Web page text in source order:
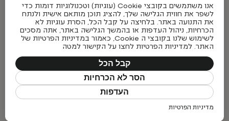
כל הזכויות שמורות © פיטרו ריהוט משרדי 2026
אנו משתמשים בקובצי Cookie (עוגיות) וטכנולוגיות דומות כדי
לשפר את חווית הגלישה שלך, להציג תוכן מותאם אישית ולנתח
את התנועה באתר. בלחיצה על קבל הכל, הסרת עוגיות לא
הכרחיות, ניהול העדפות או בהמשך הגלישה באתר, אתה מסכים
לשימוש שלנו בקובצי ה Cookie, כאמור במדיניות הפרטיות של
האתר. למדיניות הפרטיות לחצו על הקישור למטה
קבל הכל
הסר לא הכרחיות
העדפות
מדיניות הפרטיות